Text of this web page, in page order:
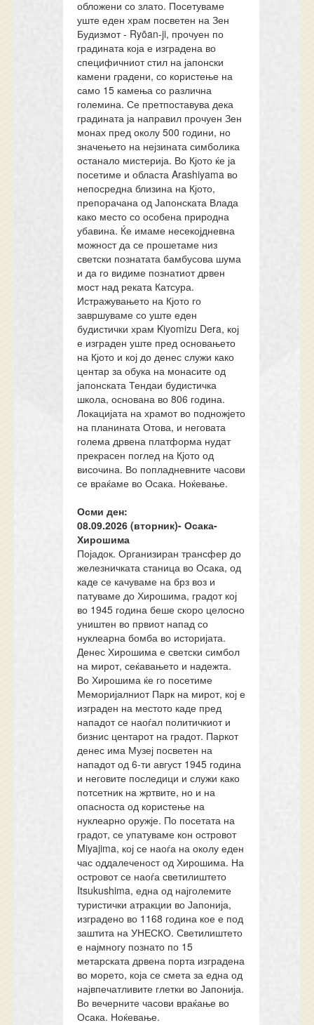
обложени со злато. Посетуваме
уште еден храм посветен на Зен
Будизмот - Ryōan-ji, прочуен по
градината која е изградена во
специфичниот стил на јапонски
камени градени, со користење на
само 15 камења со различна
големина. Се претпоставува дека
градината ја направил прочуен Зен
монах пред околу 500 години, но
значењето на нејзината симболика
останало мистерија. Во Кјото ќе ја
посетиме и областа Arashiyama во
непосредна близина на Кјото,
препорачана од Јапонската Влада
како место со особена природна
убавина. Ќе имаме несекојдневна
можност да се прошетаме низ
светски познатата бамбусова шума
и да го видиме познатиот дрвен
мост над реката Катсура.
Истражувањето на Кјото го
завршуваме со уште еден
будистички храм Kiyomizu Dera, кој
е изграден уште пред основањето
на Кјото и кој до денес служи како
центар за обука на монасите од
јапонската Тендаи будистичка
школа, основана во 806 година.
Локацијата на храмот во подножјето
на планината Отова, и неговата
голема дрвена платформа нудат
прекрасен поглед на Кјото од
височина. Во попладневните часови
се враќаме во Осака. Ноќевање.
Осми ден:
08.09.2026 (вторник)- Осака-
Хирошима
Појадок. Организиран трансфер до
железничката станица во Осака, од
каде се качуваме на брз воз и
патуваме до Хирошима, градот кој
во 1945 година беше скоро целосно
уништен во првиот напад со
нуклеарна бомба во историјата.
Денес Хирошима е светски симбол
на мирот, сеќавањето и надежта.
Во Хирошима ќе го посетиме
Меморијалниот Парк на мирот, кој е
изграден на местото каде пред
нападот се наоѓал политичкиот и
бизнис центарот на градот. Паркот
денес има Музеј посветен на
нападот од 6-ти август 1945 година
и неговите последици и служи како
потсетник на жртвите, но и на
опасноста од користење на
нуклеарно оружје. По посетата на
градот, се упатуваме кон островот
Miyajima, кој се наоѓа на околу еден
час оддалеченост од Хирошима. На
островот се наоѓа светилиштето
Itsukushima, една од најголемите
туристички атракции во Јапонија,
изградено во 1168 година кое е под
заштита на УНЕСКО. Светилиштето
е најмногу познато по 15
метарската дрвена порта изградена
во морето, која се смета за една од
највпечатливите глетки во Јапонија.
Во вечерните часови враќање во
Осака. Ноќевање.